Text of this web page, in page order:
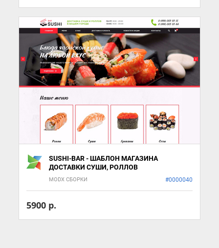
SUSHI-BAR - ШАБЛОН МАГАЗИНА
ДОСТАВКИ СУШИ, РОЛЛОВ
MODX СБОРКИ #0000040
5900 р.